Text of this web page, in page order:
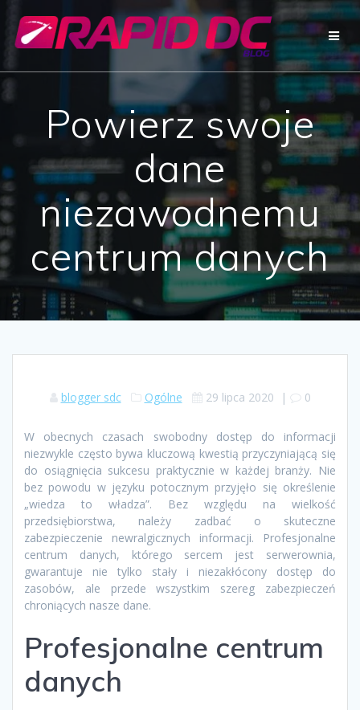
do
treści
Powierz swoje
dane
niezawodnemu
centrum danych
blogger sdc Ogólne 29 lipca 2020 | 0
W obecnych czasach swobodny dostęp do informacji
niezwykle często bywa kluczową kwestią przyczyniającą się
do osiągnięcia sukcesu praktycznie w każdej branży. Nie
bez powodu w języku potocznym przyjęło się określenie
„wiedza to władza”. Bez względu na wielkość
przedsiębiorstwa, należy zadbać o skuteczne
zabezpieczenie newralgicznych informacji. Profesjonalne
centrum danych, którego sercem jest serwerownia,
gwarantuje nie tylko stały i niezakłócony dostęp do
zasobów, ale przede wszystkim szereg zabezpieczeń
chroniących nasze dane.
Profesjonalne centrum
danych